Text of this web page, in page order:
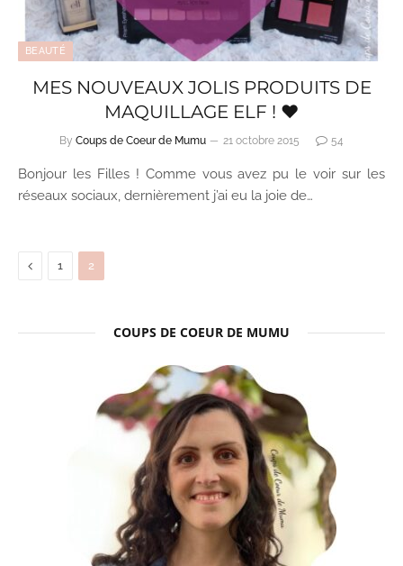
BEAUTÉ
MES NOUVEAUX JOLIS PRODUITS DE
MAQUILLAGE ELF ! ♥
By Coups de Coeur de Mumu 21 octobre 2015 54
Bonjour les Filles ! Comme vous avez pu le voir sur les
réseaux sociaux, dernièrement j’ai eu la joie de…
Previous
1 2
COUPS DE COEUR DE MUMU